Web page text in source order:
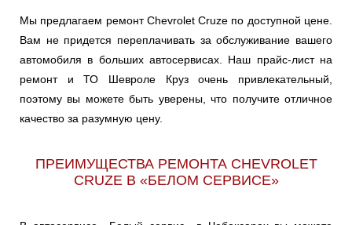
Мы предлагаем ремонт Chevrolet Cruze по доступной цене.
Вам не придется переплачивать за обслуживание вашего
автомобиля в больших автосервисах. Наш прайс-лист на
ремонт и ТО Шевроле Круз очень привлекательный,
поэтому вы можете быть уверены, что получите отличное
качество за разумную цену.
ПРЕИМУЩЕСТВА РЕМОНТА CHEVROLET
CRUZE В «БЕЛОМ СЕРВИСЕ»